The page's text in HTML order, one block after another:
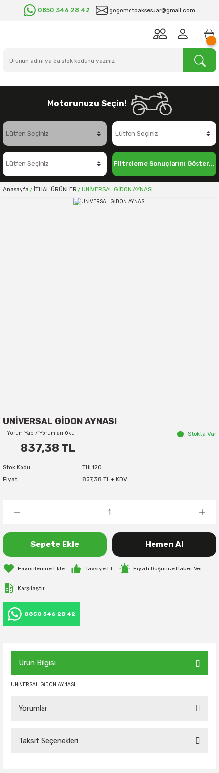
0850 346 28 42 gogomotoaksesuar@gmail.com
Motorunuzu Seçin!
Filtreleme Sonuçlarını Göster...
Anasayfa İTHAL ÜRÜNLER UNİVERSAL GİDON AYNASI
UNİVERSAL GİDON AYNASI
Yorum Yap / Yorumları Oku Stokta Var
837,38 TL
Stok Kodu
THL120
Fiyat
837,38 TL + KDV
Sepete Ekle Hemen Al
Tavsiye Et Fiyatı Düşünce Haber Ver
Karşılaştır
0850 346 28 42
Ürün Bilgisi
UNİVERSAL GİDON AYNASI
Yorumlar
Taksit Seçenekleri